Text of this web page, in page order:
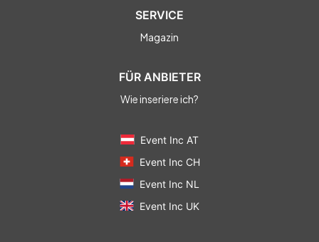
SERVICE
Magazin
FÜR ANBIETER
Wie inseriere ich?
Event Inc AT
Event Inc CH
Event Inc NL
Event Inc UK